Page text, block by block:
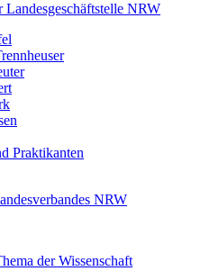
NRW
Praktikanten
NRW
der Wissenschaft